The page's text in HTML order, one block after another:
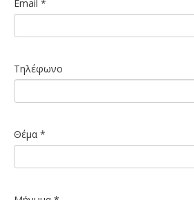
Email *
Τηλέφωνο
Θέμα *